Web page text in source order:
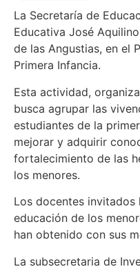
La Secretaría de
Educativa José
de las Angustias, en el
Primera Infancia.
Esta actividad,
busca agrupar las
estudiantes de la
mejorar y adquirir
fortalecimiento de las
los menores.
Los docentes invitados
educación de los
han obtenido con sus
La subsecretaria de